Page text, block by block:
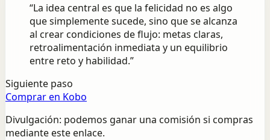
“La idea central es que la felicidad no es algo
que simplemente sucede, sino que se alcanza
al crear condiciones de flujo: metas claras,
retroalimentación inmediata y un equilibrio
entre reto y habilidad.”
Siguiente paso
Comprar en Kobo
Divulgación: podemos ganar una comisión si compras
mediante este enlace.